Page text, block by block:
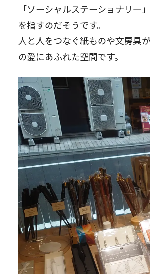
「ソーシャルステーショナリ―
を指すのだそうです。
人と人をつなぐ紙ものや文房具
の愛にあふれた空間です。